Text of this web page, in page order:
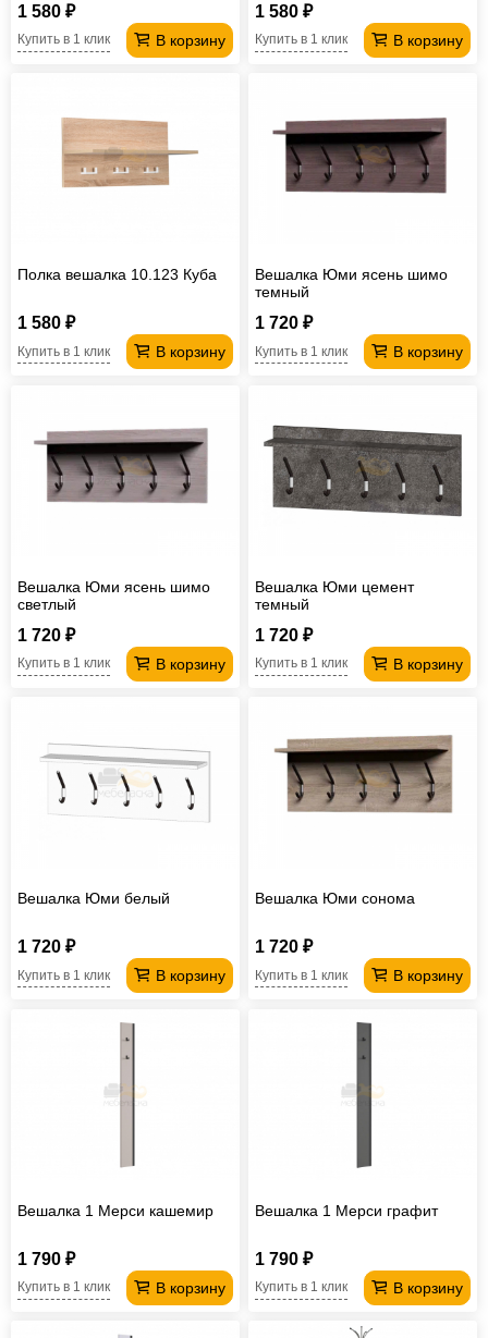
1 580 ₽
В корзину
Купить в 1 клик
1 580 ₽
В корзину
Купить в 1 клик
Полка вешалка 10.123 Куба
1 580 ₽
В корзину
Купить в 1 клик
Вешалка Юми ясень шимо
темный
1 720 ₽
В корзину
Купить в 1 клик
Вешалка Юми ясень шимо
светлый
1 720 ₽
В корзину
Купить в 1 клик
Вешалка Юми цемент
темный
1 720 ₽
В корзину
Купить в 1 клик
Вешалка Юми белый
1 720 ₽
В корзину
Купить в 1 клик
Вешалка Юми сонома
1 720 ₽
В корзину
Купить в 1 клик
Вешалка 1 Мерси кашемир
1 790 ₽
В корзину
Купить в 1 клик
Вешалка 1 Мерси графит
1 790 ₽
В корзину
Купить в 1 клик